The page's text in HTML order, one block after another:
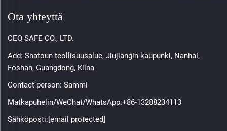
Ota yhteyttä
CEQ SAFE CO., LTD.
Add: Shatoun teollisuusalue, Jiujiangin kaupunki, Nanhai,
Foshan, Guangdong, Kiina
Contact person: Sammi
Matkapuhelin/WeChat/WhatsApp:+86-13288234113
Sähköposti:[email protected]